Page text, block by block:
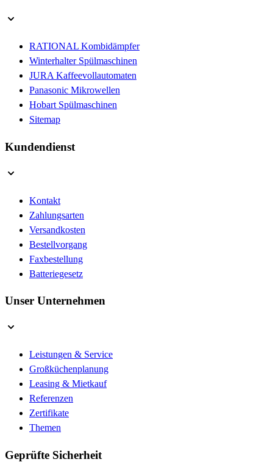
RATIONAL Kombidämpfer
Winterhalter Spülmaschinen
JURA Kaffeevollautomaten
Panasonic Mikrowellen
Hobart Spülmaschinen
Sitemap
Kundendienst
Kontakt
Zahlungsarten
Versandkosten
Bestellvorgang
Faxbestellung
Batteriegesetz
Unser Unternehmen
Leistungen & Service
Großküchenplanung
Leasing & Mietkauf
Referenzen
Zertifikate
Themen
Geprüfte Sicherheit